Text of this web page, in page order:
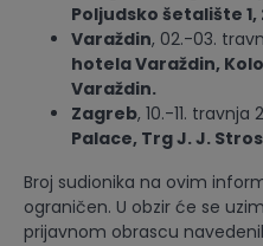
Poljudsko šetalište 1,
Varaždin, 02.-03.
hotela Varaždin,
Varaždin.
Zagreb, 10.-11. travnja
Palace, Trg J. J.
Broj sudionika na ovim
ograničen. U obzir će se
prijavnom obrascu